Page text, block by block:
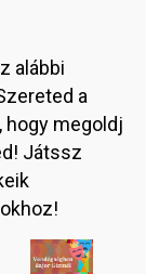
alábbi
a
hogy megoldj
Játssz
Image